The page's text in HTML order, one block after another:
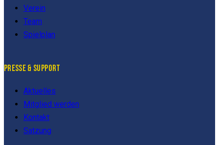
Verein
Team
Spielplan
PRESSE & SUPPORT
Aktuelles
Mitglied werden
Kontakt
Satzung